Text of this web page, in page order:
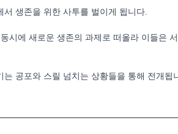
생존을 위한 사투를 벌이게 됩니다.
시에 새로운 생존의 과제로 떠올라 이들은
공포와 스릴 넘치는 상황들을 통해 전개됩